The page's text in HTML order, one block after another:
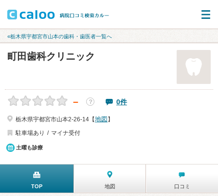
«栃木県宇都宮市山本の歯科・歯医者一覧へ
町田歯科クリニック
－ ？ 0件
栃木県宇都宮市山本2-26-14【地図 】
駐車場あり
マイナ受付
土曜も診療
TOP 地図 口コミ